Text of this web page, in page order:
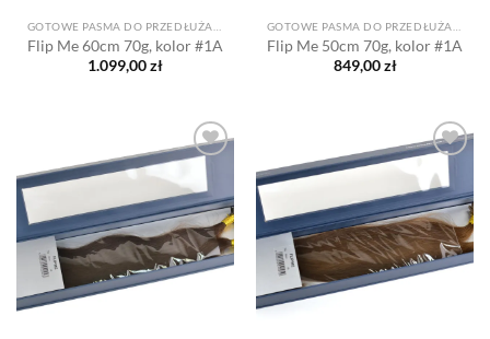
Flip Me 60cm 70g, kolor #1A
1.099,00zł
Flip Me 50cm 70g, kolor #1A
849,00zł
Dodaj
do listy
życzeń
do listy
życzeń